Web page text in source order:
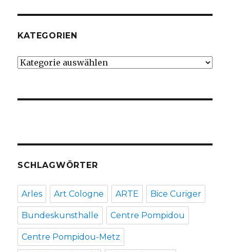
KATEGORIEN
Kategorien
SCHLAGWÖRTER
Arles Art Cologne ARTE Bice Curiger
Bundeskunsthalle Centre Pompidou
Centre Pompidou-Metz